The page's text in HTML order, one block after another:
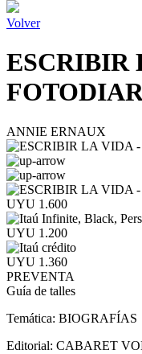
Volver
ESCRIBIR
ANNIE ERNAUX
UYU 1.600
UYU 1.200
UYU 1.360
PREVENTA
Guía de talles
Temática: BIOGRAFÍAS
Editorial: CABARET